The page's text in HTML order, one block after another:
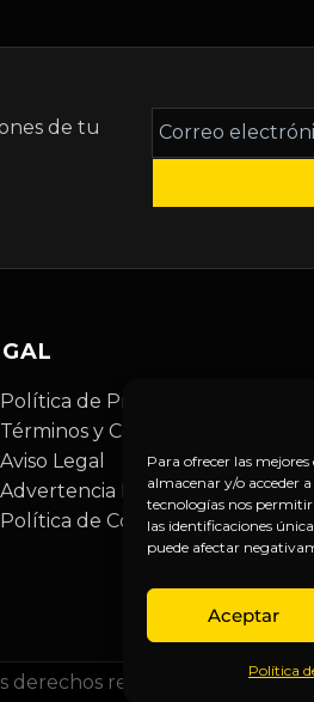
Para ofrecer las
almacenar y/o acceder
tecnologías nos
las identificaciones
puede afectar
Aceptar
Política
de tu
Correo
electrónico
*
Política de Privacidad
Términos y Condiciones
Aviso Legal
Advertencia Financiera
Política de Cookies
reservados.